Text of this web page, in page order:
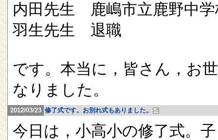
内田先生 鹿嶋市立鹿野中学
羽生先生 退職
です。本当に，皆さん，お
なりました。
2012/03/23 修了式です。お別れ式もありました。
今日は，小高小の修了式。